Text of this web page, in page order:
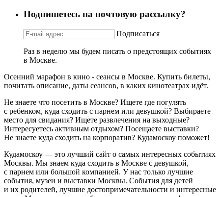
Подпишетесь на почтовую рассылку?
Подписаться
Раз в неделю мы будем писать о предстоящих событиях
в Москве.
Осенний марафон в кино - сеансы в Москве. Купить билеты,
почитать описание, даты сеансов, в каких кинотеатрах идёт.
Не знаете что посетить в Москве? Ищете где погулять
с ребенком, куда сходить с парнем или девушкой? Выбираете
место для свидания? Ищете развлечения на выходные?
Интересуетесь активным отдыхом? Посещаете выставки?
Не знаете куда сходить на корпоратив? Кудамоскоу поможет!
Кудамоскоу — это лучший сайт о самых интересных событиях
Москвы. Мы знаем куда сходить в Москве с девушкой,
с парнем или большой компанией. У нас только лучшие
события, музеи и выставки Москвы. События для детей
и их родителей, лучшие достопримечательности и интересные